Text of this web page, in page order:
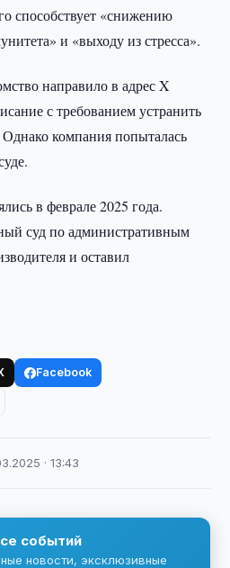
способствует «снижению
и «выходу из стресса».
направило в адрес X
с требованием устранить
компания попыталась
в феврале 2025 года.
суд по административным
и оставил
Facebook
· 13:43
событий
новости, эксклюзивные